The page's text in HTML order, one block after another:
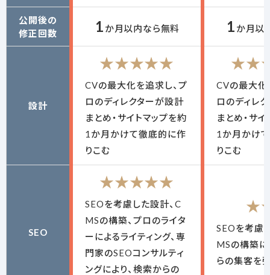
公開後の
修正回数
1 か月以内なら無料 1 か月以
設計
★★★★★
CVの最大化を追求し、プ
ロのディレクターが設計
まとめ・サイトマップを約
1か月かけて徹底的に作
りこむ
CVの最大化
ロのディレ
まとめ・サ
1か月かけ
りこむ
SEO
★★★★★
SEOを考慮した設計、C
MSの構築、プロのライタ
ーによるライティング、専
門家のSEOコンサルティ
ングにより、検索からの
SEOを考慮
MSの構築に
らの集客を